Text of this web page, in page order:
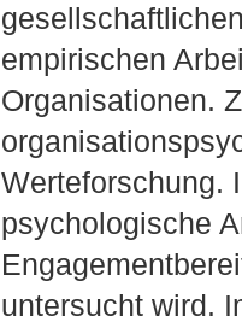
empirischen
Organisationen.
Werteforschung.
psychologische
untersucht wird.